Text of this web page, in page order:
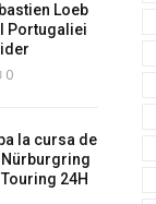
Loeb
Portugaliei
0
la cursa de
24H